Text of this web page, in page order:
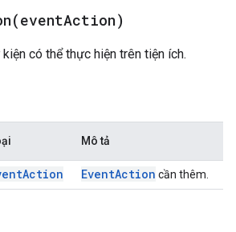
eventAction)
có thể thực hiện trên tiện ích.
Mô tả
Action EventAction cần thêm.